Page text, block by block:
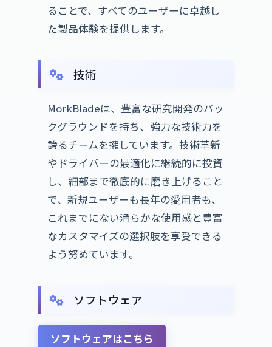
ることで、すべてのユーザーに卓越し
た製品体験を提供します。
技術
MorkBladeは、豊富な研究開発のバッ
クグラウンドを持ち、強力な技術力を
誇るチームを擁しています。技術革新
やドライバーの最適化に継続的に投資
し、細部まで徹底的に磨き上げること
で、新規ユーザーも長年の愛用者も、
これまでにない滑らかな使用感と豊富
なカスタマイズの選択肢を享受できる
よう努めています。
ソフトウェア
ソフトウェアはこちら